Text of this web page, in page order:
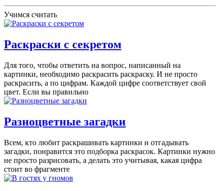
Учимся считать
Раскраски с секретом
Для того, чтобы ответить на вопрос, написанный на
картинки, необходимо раскрасить раскраску. И не просто
раскрасить, а по цифрам. Каждой цифре соответствует свой
цвет. Если вы правильно
Разноцветные загадки
Всем, кто любит раскрашивать картинки и отгадывать
загадки, понравится это подборка раскрасок. Картинки нужно
не просто разрисовать, а делать это учитывая, какая цифра
стоит во фрагменте